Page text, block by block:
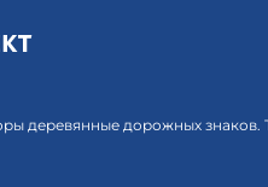
деревянные дорожных знаков.